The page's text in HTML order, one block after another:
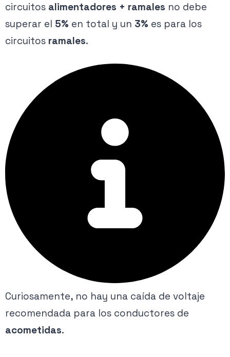
circuitos alimentadores + ramales no debe
superar el 5% en total y un 3% es para los
circuitos ramales.
Curiosamente, no hay una caída de voltaje
recomendada para los conductores de
acometidas.